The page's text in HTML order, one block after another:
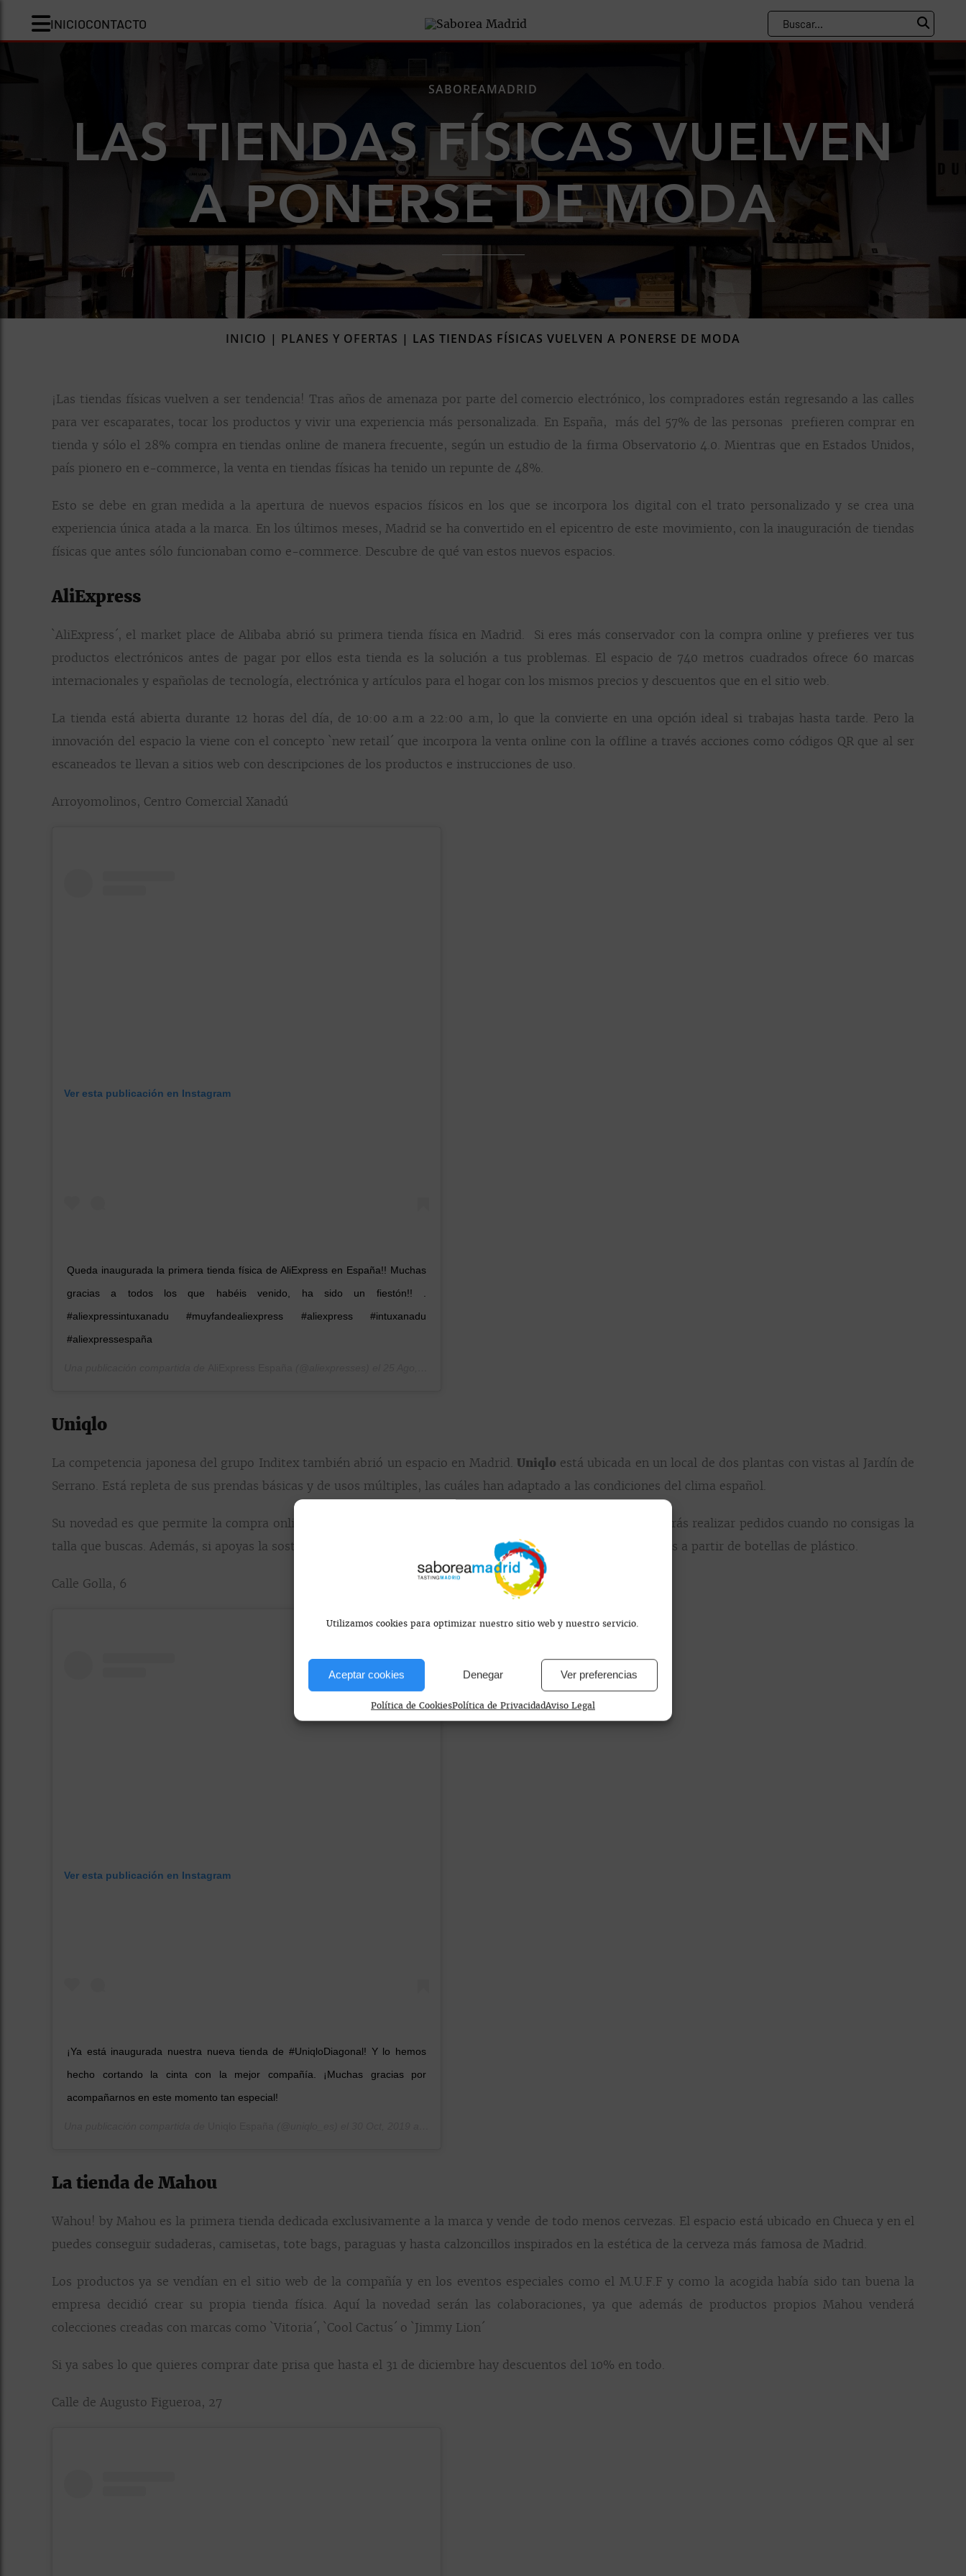
Utilizamos cookies para optimizar nuestro sitio web y nuestro servicio.
Aceptar cookies Denegar Ver preferencias
Política de CookiesPolítica de PrivacidadAviso Legal
INICIOCONTACTO
SABOREAMADRID
LAS TIENDAS FÍSICAS VUELVEN
A PONERSE DE MODA
INICIO | PLANES Y OFERTAS | LAS TIENDAS FÍSICAS VUELVEN A PONERSE DE MODA
¡Las tiendas físicas vuelven a ser tendencia! Tras años de amenaza por parte del comercio electrónico, los compradores están regresando a las calles
para ver escaparates, tocar los productos y vivir una experiencia más personalizada. En España, más del 57% de las personas prefieren comprar en
tienda y sólo el 28% compra en tiendas online de manera frecuente, según un estudio de la firma Observatorio 4.0. Mientras que en Estados Unidos,
país pionero en e-commerce, la venta en tiendas físicas ha tenido un repunte de 48%.
Esto se debe en gran medida a la apertura de nuevos espacios físicos en los que se incorpora los digital con el trato personalizado y se crea una
experiencia única atada a la marca. En los últimos meses, Madrid se ha convertido en el epicentro de este movimiento, con la inauguración de tiendas
físicas que antes sólo funcionaban como e-commerce. Descubre de qué van estos nuevos espacios.
AliExpress
`AliExpress´, el market place de Alibaba abrió su primera tienda física en Madrid. Si eres más conservador con la compra online y prefieres ver tus
productos electrónicos antes de pagar por ellos esta tienda es la solución a tus problemas. El espacio de 740 metros cuadrados ofrece 60 marcas
internacionales y españolas de tecnología, electrónica y artículos para el hogar con los mismos precios y descuentos que en el sitio web.
La tienda está abierta durante 12 horas del día, de 10:00 a.m a 22:00 a.m, lo que la convierte en una opción ideal si trabajas hasta tarde. Pero la
innovación del espacio la viene con el concepto `new retail´ que incorpora la venta online con la offline a través acciones como códigos QR que al ser
escaneados te llevan a sitios web con descripciones de los productos e instrucciones de uso.
Arroyomolinos, Centro Comercial Xanadú
Ver esta publicación en Instagram
Queda inaugurada la primera tienda física de AliExpress en España!! Muchas
gracias a todos los que habéis venido, ha sido un fiestón!! .
#aliexpressintuxanadu #muyfandealiexpress #aliexpress #intuxanadu
#aliexpressespaña
Uniqlo
La competencia japonesa del grupo Inditex también abrió un espacio en Madrid. Uniqlo está ubicada en un local de dos plantas con vistas al Jardín de
Serrano. Está repleta de sus prendas básicas y de usos múltiples, las cuáles han adaptado a las condiciones del clima español.
Su novedad es que permite la compra online dentro de la propia tienda a través de un kiosko en el que podrás realizar pedidos cuando no consigas la
talla que buscas. Además, si apoyas la sostenibilidad Uniqlo tiene un corner de camisas sostenibles realizadas a partir de botellas de plástico.
Calle Golla, 6
Ver esta publicación en Instagram
¡Ya está inaugurada nuestra nueva tienda de #UniqloDiagonal! Y lo hemos
hecho cortando la cinta con la mejor compañía. ¡Muchas gracias por
acompañarnos en este momento tan especial!
La tienda de Mahou
Wahou! by Mahou es la primera tienda dedicada exclusivamente a la marca y vende de todo menos cervezas. El espacio está ubicado en Chueca y en el
puedes conseguir sudaderas, camisetas, tote bags, paraguas y hasta calzoncillos inspirados en la estética de la cerveza más famosa de Madrid.
Los productos ya se vendían en el sitio web de la compañía y en los eventos especiales como el M.U.F.F y como la acogida había sido tan buena la
empresa decidió crear su propia tienda física. Aquí la novedad serán las colaboraciones, ya que además de productos propios Mahou venderá
colecciones creadas con marcas como `Vitoria´, `Cool Cactus´ o `Jimmy Lion´
Si ya sabes lo que quieres comprar date prisa que hasta el 31 de diciembre hay descuentos del 10% en todo.
Calle de Augusto Figueroa, 27